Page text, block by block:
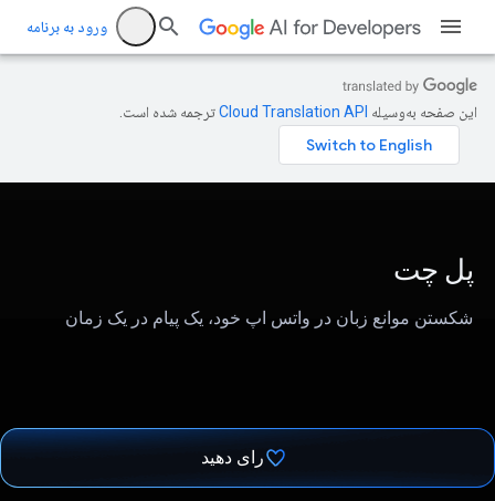
ورود به برنامه
این صفحه به‌وسیله ترجمه شده است.
پل چت
شکستن موانع زبان در واتس اپ خود، یک پیام در یک زمان
رای دهید